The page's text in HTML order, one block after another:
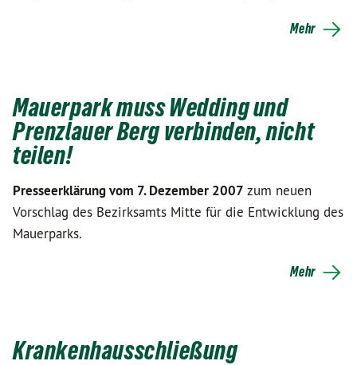
Mehr
Mauerpark muss Wedding und
Prenzlauer Berg verbinden, nicht
teilen!
Presseerklärung vom 7. Dezember 2007 zum neuen
Vorschlag des Bezirksamts Mitte für die Entwicklung des
Mauerparks.
Mehr
Krankenhausschließung